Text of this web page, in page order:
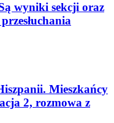
wyniki sekcji oraz
Mieszkańcy
2, rozmowa z